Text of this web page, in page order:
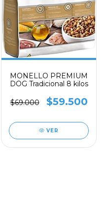
MONELLO PREMIUM
DOG Tradicional 8 kilos
$69.000 $59.500
VER